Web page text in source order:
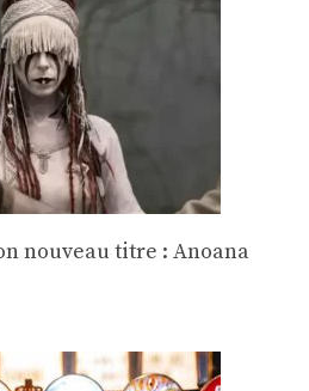
nouveau titre : Anoana